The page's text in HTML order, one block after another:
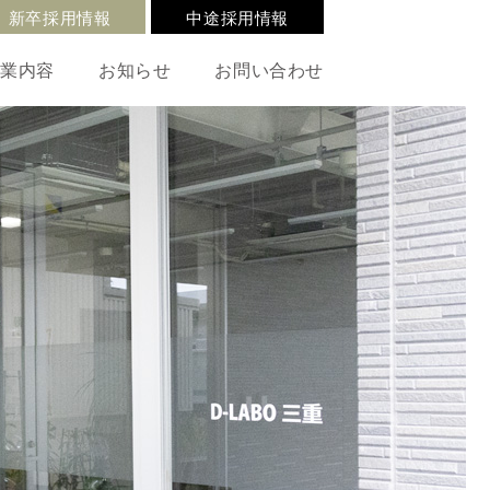
新卒採用情報 中途採用情報
内容 お知らせ お問い合わせ